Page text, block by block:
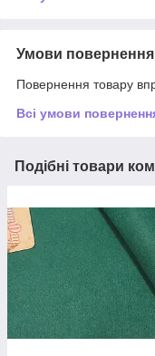
Умови повернення
Повернення товару
Всі умови
Подібні товари